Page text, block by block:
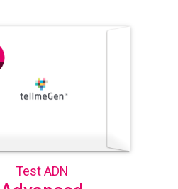
Test ADN